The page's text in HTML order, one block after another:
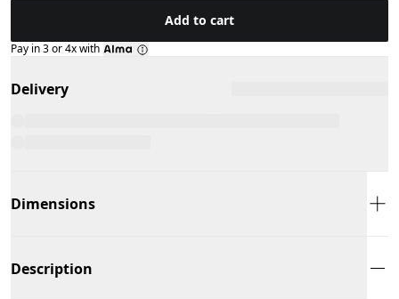
Add to cart
Pay in 3 or 4x with
Delivery
Dimensions
Description